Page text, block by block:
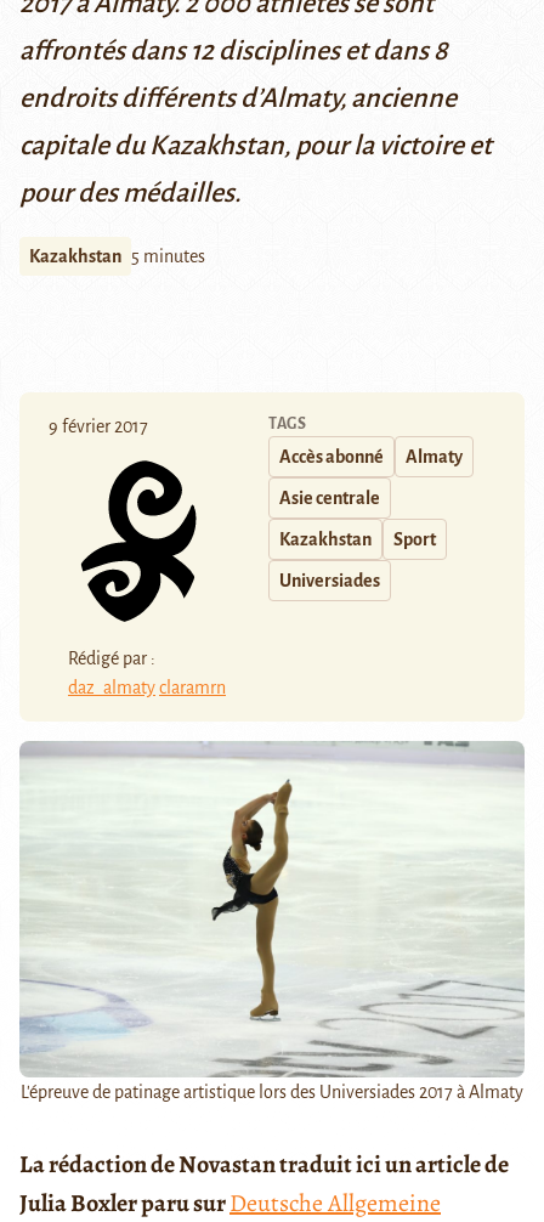
affrontés dans 12 disciplines et dans 8
endroits différents d’Almaty, ancienne
capitale du Kazakhstan, pour la victoire et
pour des médailles.
Kazakhstan 5 minutes
9 février 2017
Rédigé par :
daz_almatyclaramrn
TAGS
Accès abonné Almaty
Asie centrale
Kazakhstan Sport
Universiades
L'épreuve de patinage artistique lors des Universiades 2017 à Almaty
La rédaction de Novastan traduit ici un article de
Julia Boxler paru surDeutsche Allgemeine